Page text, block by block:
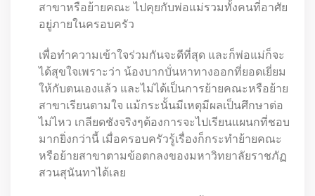
สาขาหรือย้ายคณะ ไปคุยกับพ่อแม่รวมทั้งคนที่อาศัย
อยู่ภายในครอบครัว
เพื่อทำความเข้าใจร่วมกันจะดีที่สุด และก็พ่อแม่ก็จะ
ได้สุขใจเพราะว่า น้องบากบั่นหาทางออกที่ยอดเยี่ยม
ให้กับตนเองแล้ว และไม่ได้เป็นการย้ายคณะหรือย้าย
สาขาเรียนตามใจ แม้กระนั้นมีเหตุมีผลเป็นศึกษาต่อ
ไม่ไหว เกลียดชังจริงๆต้องการจะไปเรียนแผนกที่ชอบ
มากยิ่งกว่านี้ เมื่อครอบครัวรู้เรื่องก็กระทำย้ายคณะ
หรือย้ายสาขาตามข้อตกลงของมหาวิทยาลัยราชภัฏ
สวนสุนันทาได้เลย